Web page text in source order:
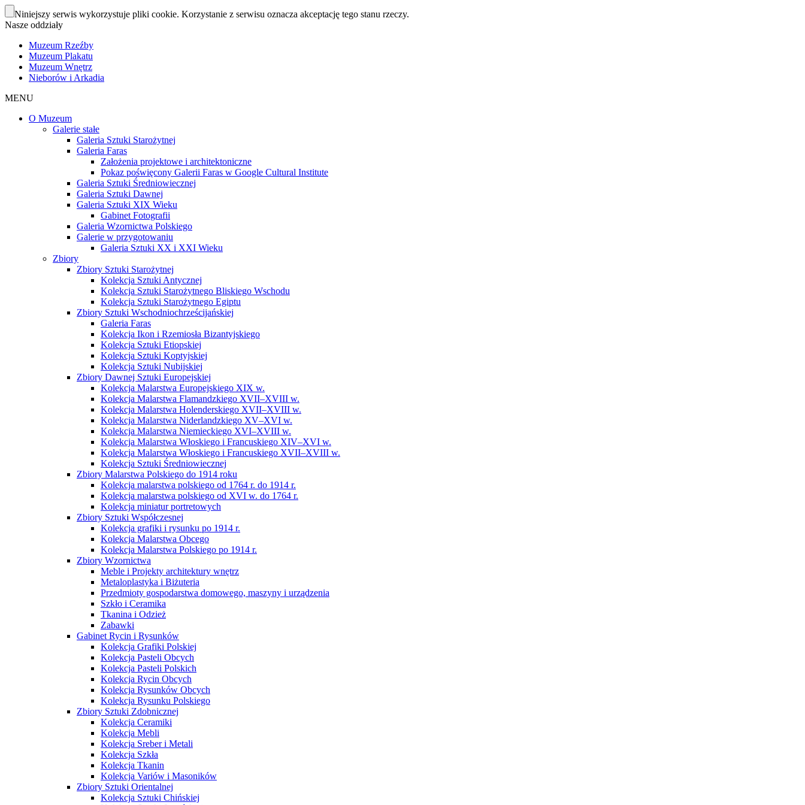
Niniejszy serwis wykorzystuje pliki cookie. Korzystanie z serwisu oznacza akceptację tego stanu rzeczy.
Nasze oddziały
Muzeum Rzeźby
Muzeum Plakatu
Muzeum Wnętrz
Nieborów i Arkadia
MENU
O Muzeum
Galerie stałe
Galeria Sztuki Starożytnej
Galeria Faras
Założenia projektowe i architektoniczne
Pokaz poświęcony Galerii Faras w Google Cultural Institute
Galeria Sztuki Średniowiecznej
Galeria Sztuki Dawnej
Galeria Sztuki XIX Wieku
Gabinet Fotografii
Galeria Wzornictwa Polskiego
Galerie w przygotowaniu
Galeria Sztuki XX i XXI Wieku
Zbiory
Zbiory Sztuki Starożytnej
Kolekcja Sztuki Antycznej
Kolekcja Sztuki Starożytnego Bliskiego Wschodu
Kolekcja Sztuki Starożytnego Egiptu
Zbiory Sztuki Wschodniochrześcijańskiej
Galeria Faras
Kolekcja Ikon i Rzemiosła Bizantyjskiego
Kolekcja Sztuki Etiopskiej
Kolekcja Sztuki Koptyjskiej
Kolekcja Sztuki Nubijskiej
Zbiory Dawnej Sztuki Europejskiej
Kolekcja Malarstwa Europejskiego XIX w.
Kolekcja Malarstwa Flamandzkiego XVII–XVIII w.
Kolekcja Malarstwa Holenderskiego XVII–XVIII w.
Kolekcja Malarstwa Niderlandzkiego XV–XVI w.
Kolekcja Malarstwa Niemieckiego XVI–XVIII w.
Kolekcja Malarstwa Włoskiego i Francuskiego XIV–XVI w.
Kolekcja Malarstwa Włoskiego i Francuskiego XVII–XVIII w.
Kolekcja Sztuki Średniowiecznej
Zbiory Malarstwa Polskiego do 1914 roku
Kolekcja malarstwa polskiego od 1764 r. do 1914 r.
Kolekcja malarstwa polskiego od XVI w. do 1764 r.
Kolekcja miniatur portretowych
Zbiory Sztuki Współczesnej
Kolekcja grafiki i rysunku po 1914 r.
Kolekcja Malarstwa Obcego
Kolekcja Malarstwa Polskiego po 1914 r.
Zbiory Wzornictwa
Meble i Projekty architektury wnętrz
Metaloplastyka i Biżuteria
Przedmioty gospodarstwa domowego, maszyny i urządzenia
Szkło i Ceramika
Tkanina i Odzież
Zabawki
Gabinet Rycin i Rysunków
Kolekcja Grafiki Polskiej
Kolekcja Pasteli Obcych
Kolekcja Pasteli Polskich
Kolekcja Rycin Obcych
Kolekcja Rysunków Obcych
Kolekcja Rysunku Polskiego
Zbiory Sztuki Zdobnicznej
Kolekcja Ceramiki
Kolekcja Mebli
Kolekcja Sreber i Metali
Kolekcja Szkła
Kolekcja Tkanin
Kolekcja Variów i Masoników
Zbiory Sztuki Orientalnej
Kolekcja Sztuki Chińskiej